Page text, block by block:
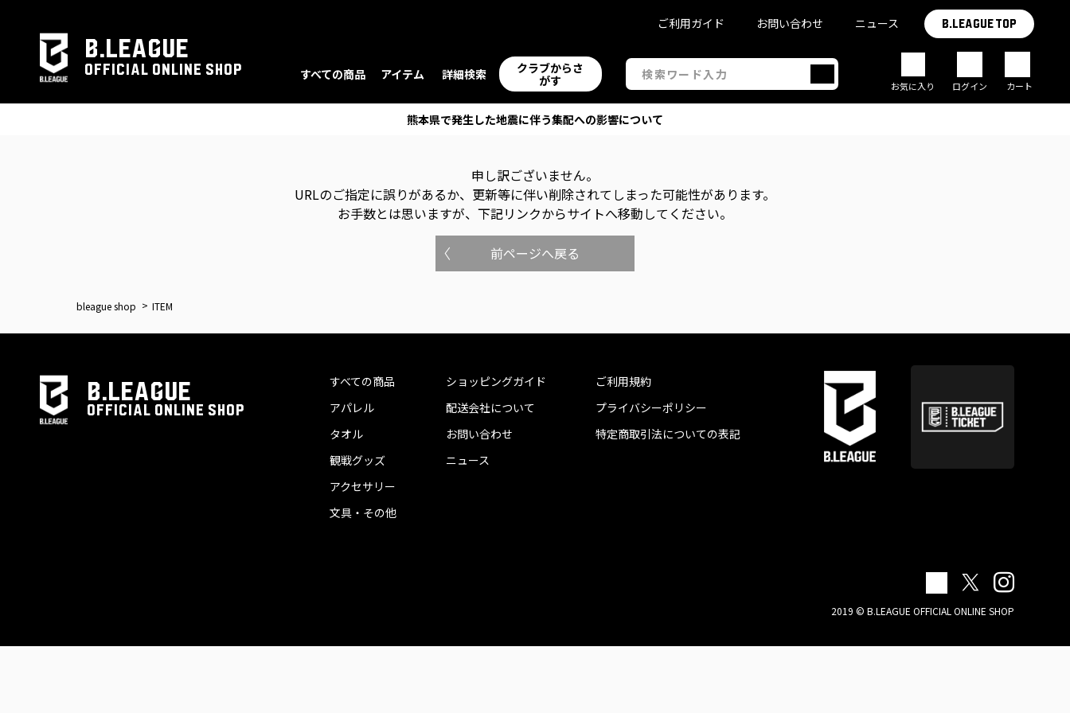
B.LEAGUE
OFFICIAL ONLINE SHOP すべての商品 アイテム 詳細検索
クラブからさ
がす
ご利用ガイド お問い合わせ ニュース B.LEAGUE TOP
お気に入り ログイン カート
熊本県で発生した地震に伴う集配への影響について
申し訳ございません。
URLのご指定に誤りがあるか、更新等に伴い削除されてしまった可能性があります。
お手数とは思いますが、下記リンクからサイトへ移動してください。
前ページへ戻る
bleague shop ITEM
B.LEAGUE
OFFICIAL ONLINE SHOP
すべての商品
アパレル
タオル
観戦グッズ
アクセサリー
文具・その他
ショッピングガイド
配送会社について
お問い合わせ
ニュース
ご利用規約
プライバシーポリシー
特定商取引法についての表記
2019 © B.LEAGUE OFFICIAL ONLINE SHOP